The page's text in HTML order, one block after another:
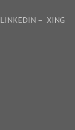
LINKEDIN – XING